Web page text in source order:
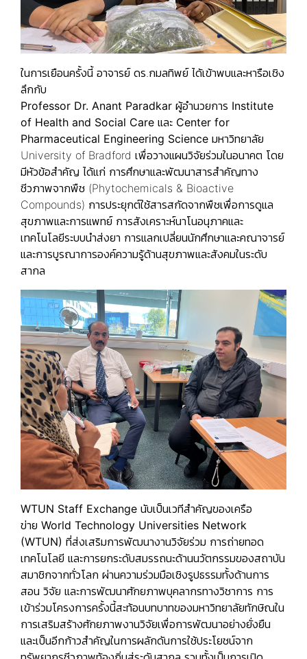
ในการเยือนครั้งนี้ อาจารย์ ดร.กมลทิพย์ ได้เข้าพบและหารือเชิง
ลึกกับ
Professor Dr. Anant Paradkar ผู้อำนวยการ Institute
of Health and Social Care และ Center for
Pharmaceutical Engineering Science มหาวิทยาลัย
University of Bradford เพื่อวางแผนวิจัยร่วมในอนาคต โดย
มีหัวข้อสำคัญ ได้แก่ การศึกษาและพัฒนาสารสำคัญทาง
ชีวภาพจากพืช (Phytochemicals & Bioactive
Compounds) การประยุกต์ใช้สารสกัดจากพืชเพื่อการดูแล
สุขภาพและการแพทย์ การสังเคราะห์นาโนอนุภาคและ
เทคโนโลยีระบบนำส่งยา การแลกเปลี่ยนนักศึกษาและคณาจารย์
และการบูรณาการองค์ความรู้ด้านสุขภาพและสังคมในระดับ
สากล
WTUN Staff Exchange นับเป็นเวทีสำคัญของเครือ
ข่าย World Technology Universities Network
(WTUN) ที่ส่งเสริมการพัฒนางานวิจัยร่วม การถ่ายทอด
เทคโนโลยี และการยกระดับสมรรถนะด้านนวัตกรรมของสถาบัน
สมาชิกจากทั่วโลก ผ่านความร่วมมือเชิงรูปธรรมทั้งด้านการ
สอน วิจัย และการพัฒนาศักยภาพบุคลากรทางวิชาการ การ
เข้าร่วมโครงการครั้งนี้สะท้อนบทบาทของมหาวิทยาลัยทักษิณใน
การเสริมสร้างศักยภาพงานวิจัยเพื่อการพัฒนาอย่างยั่งยืน
และเป็นอีกก้าวสำคัญในการผลักดันการใช้ประโยชน์จาก